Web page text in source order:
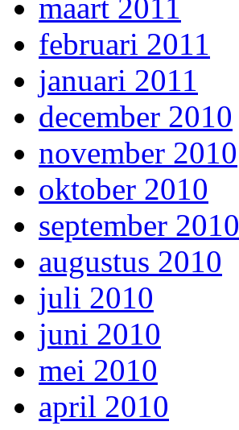
maart 2011
februari 2011
januari 2011
december 2010
november 2010
oktober 2010
september 2010
augustus 2010
juli 2010
juni 2010
mei 2010
april 2010